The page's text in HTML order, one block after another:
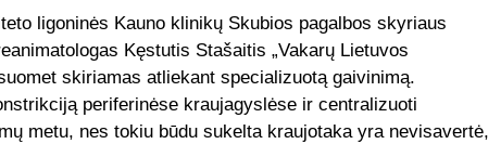
ligoninės Kauno klinikų Skubios pagalbos skyriaus
Kęstutis Stašaitis „Vakarų Lietuvos
skiriamas atliekant specializuotą gaivinimą.
periferinėse kraujagyslėse ir centralizuoti
metu, nes tokiu būdu sukelta kraujotaka yra nevisavertė,